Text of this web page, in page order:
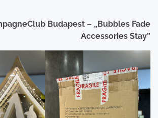
Budapest – „Bubbles Fade
Accessories Stay”